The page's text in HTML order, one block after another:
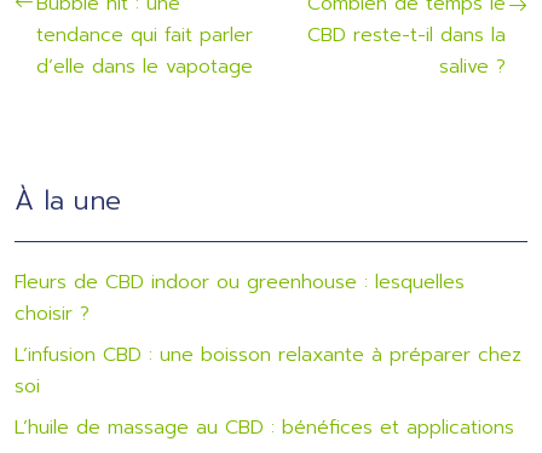
tendance qui fait parler
d’elle dans le vapotage
CBD reste-t-il dans la
salive ?
À la une
Fleurs de CBD indoor ou greenhouse : lesquelles
choisir ?
L’infusion CBD : une boisson relaxante à préparer chez
soi
L’huile de massage au CBD : bénéfices et applications